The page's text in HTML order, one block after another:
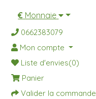
€ Monnaie
0662383079
Mon compte
Liste d'envies(0)
Panier
Valider la commande